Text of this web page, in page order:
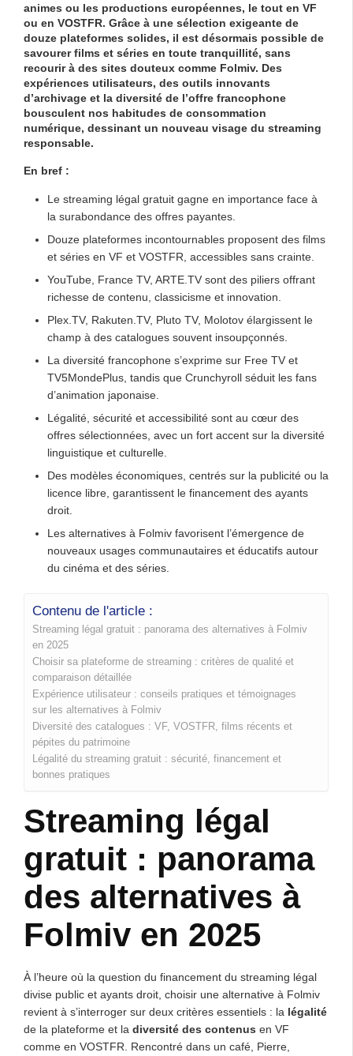
animes ou les productions européennes, le tout en VF
ou en VOSTFR. Grâce à une sélection exigeante de
douze plateformes solides, il est désormais possible de
savourer films et séries en toute tranquillité, sans
recourir à des sites douteux comme Folmiv. Des
expériences utilisateurs, des outils innovants
d’archivage et la diversité de l’offre francophone
bousculent nos habitudes de consommation
numérique, dessinant un nouveau visage du streaming
responsable.
En bref :
Le streaming légal gratuit gagne en importance face à
la surabondance des offres payantes.
Douze plateformes incontournables proposent des films
et séries en VF et VOSTFR, accessibles sans crainte.
YouTube, France TV, ARTE.TV sont des piliers offrant
richesse de contenu, classicisme et innovation.
Plex.TV, Rakuten.TV, Pluto TV, Molotov élargissent le
champ à des catalogues souvent insoupçonnés.
La diversité francophone s’exprime sur Free TV et
TV5MondePlus, tandis que Crunchyroll séduit les fans
d’animation japonaise.
Légalité, sécurité et accessibilité sont au cœur des
offres sélectionnées, avec un fort accent sur la diversité
linguistique et culturelle.
Des modèles économiques, centrés sur la publicité ou la
licence libre, garantissent le financement des ayants
droit.
Les alternatives à Folmiv favorisent l’émergence de
nouveaux usages communautaires et éducatifs autour
du cinéma et des séries.
Contenu de l'article :
Streaming légal gratuit : panorama des alternatives à Folmiv
en 2025
Choisir sa plateforme de streaming : critères de qualité et
comparaison détaillée
Expérience utilisateur : conseils pratiques et témoignages
sur les alternatives à Folmiv
Diversité des catalogues : VF, VOSTFR, films récents et
pépites du patrimoine
Légalité du streaming gratuit : sécurité, financement et
bonnes pratiques
Streaming légal
gratuit : panorama
des alternatives à
Folmiv en 2025
À l’heure où la question du financement du streaming légal
divise public et ayants droit, choisir une alternative à Folmiv
revient à s’interroger sur deux critères essentiels : la légalité
de la plateforme et la diversité des contenus en VF
comme en VOSTFR. Rencontré dans un café, Pierre,